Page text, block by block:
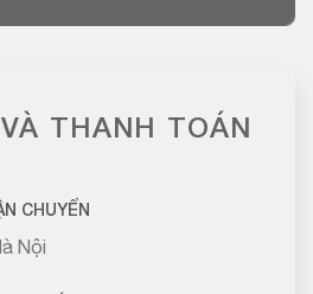
THANH TOÁN
CHUYỂN
Nội